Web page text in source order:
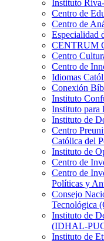
Instituto
Centro de
Centro de
Especialidad
CENTRUM
Centro
Centro de
Idiomas
Conexión
Instituto
Instituto para
Instituto de
Centro
Católica del
Instituto de
Centro de
Centro de
Políticas y
Consejo
Tecnológica
Instituto de
(IDHAL-
Instituto de